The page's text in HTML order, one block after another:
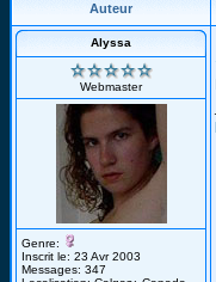
Auteur
Alyssa
Webmaster
Genre:
Inscrit le: 23 Avr 2003
Messages: 347